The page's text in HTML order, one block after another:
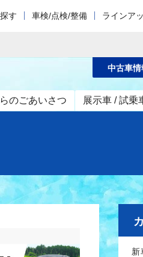
す 車検/点検/整備 ラインア
のごあいさつ 展示車 / 試乗
中古車情
新